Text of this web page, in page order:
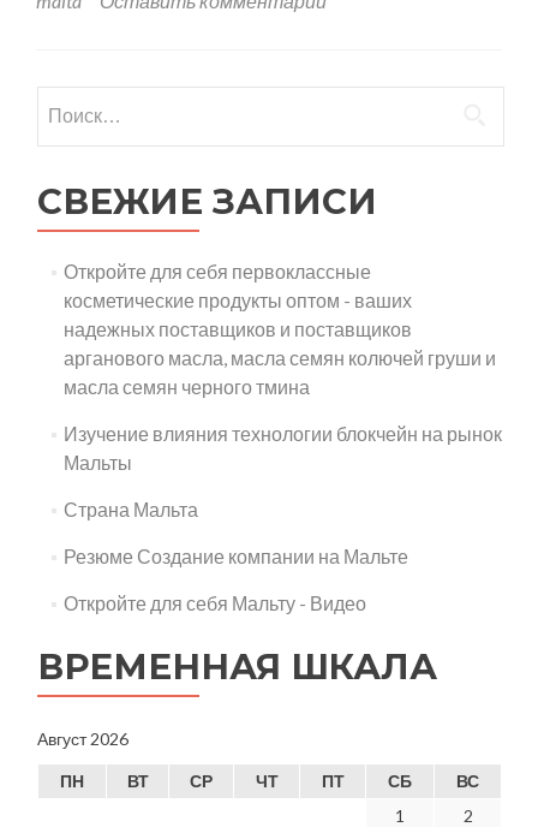
СВЕЖИЕ ЗАПИСИ
Откройте для себя первоклассные
косметические продукты оптом - ваших
надежных поставщиков и поставщиков
арганового масла, масла семян колючей груши и
масла семян черного тмина
Изучение влияния технологии блокчейн на рынок
Мальты
Страна Мальта
Резюме Создание компании на Мальте
Откройте для себя Мальту - Видео
ВРЕМЕННАЯ ШКАЛА
Август 2026
ПН ВТ СР ЧТ ПТ СБ
ВС
1
2